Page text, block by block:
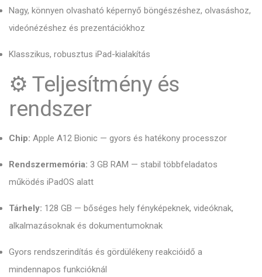
Nagy, könnyen olvasható képernyő böngészéshez, olvasáshoz,
videónézéshez és prezentációkhoz
Klasszikus, robusztus iPad-kialakítás
⚙️ Teljesítmény és
rendszer
Chip: Apple A12 Bionic — gyors és hatékony processzor
Rendszermemória: 3 GB RAM — stabil többfeladatos
működés iPadOS alatt
Tárhely: 128 GB — bőséges hely fényképeknek, videóknak,
alkalmazásoknak és dokumentumoknak
Gyors rendszerindítás és gördülékeny reakcióidő a
mindennapos funkcióknál